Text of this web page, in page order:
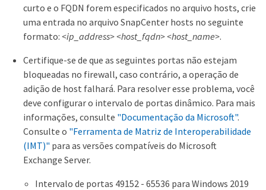
curto e o FQDN forem especificados no arquivo hosts, crie
uma entrada no arquivo SnapCenter hosts no seguinte
formato: <ip_address> <host_fqdn> <host_name>.
Certifique-se de que as seguintes portas não estejam
bloqueadas no firewall, caso contrário, a operação de
adição de host falhará. Para resolver esse problema, você
deve configurar o intervalo de portas dinâmico. Para mais
informações, consulte "Documentação da Microsoft".
Consulte o "Ferramenta de Matriz de Interoperabilidade
(IMT)" para as versões compatíveis do Microsoft
Exchange Server.
Intervalo de portas 49152 - 65536 para Windows 2019